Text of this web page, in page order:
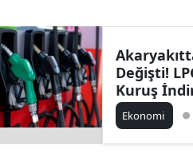
Değişti!
Kuruş
İşte 3
Güncel
ve LPG
Ekonomi